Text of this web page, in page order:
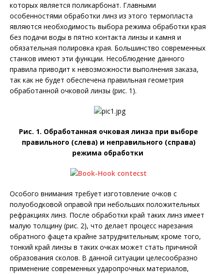
которых является поликарбонат. Главными
особенностями обработки линз из этого термопласта
являются необходимость выбора режима обработки края
без подачи воды в пятно контакта линзы и камня и
обязательная полировка края. Большинство современных
станков имеют эти функции. Несоблюдение данного
правила приводит к невозможности выполнения заказа,
так как не будет обеспечена правильная геометрия
обработанной очковой линзы (рис. 1).
Рис. 1. Обработанная очковая линза при выборе
правильного (слева) и неправильного (справа)
режима обработки
Особого внимания требует изготовление очков с
полуободковой оправой при небольших положительных
рефракциях линз. После обработки край таких линз имеет
малую толщину (рис. 2), что делает процесс нарезания
обратного фацета крайне затруднительным; кроме того,
тонкий край линзы в таких очках может стать причиной
образования сколов. В данной ситуации целесообразно
применение современных ударопрочных материалов,